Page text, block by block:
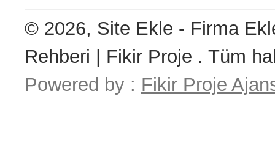
© 2026, Site Ekle - Firma
Rehberi | Fikir Proje . Tüm
Powered by : Fikir Proje